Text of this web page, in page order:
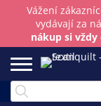
Vážení
vydávají za
nákup si